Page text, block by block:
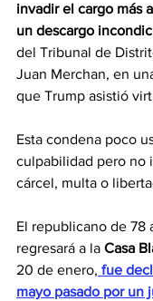
invadir el cargo más
un descargo
del Tribunal de
Juan Merchan, en
que Trump asistió
Esta condena poco
culpabilidad pero no
cárcel, multa o
El republicano de 78
regresará a la Casa
20 de enero, fue
mayo pasado por un